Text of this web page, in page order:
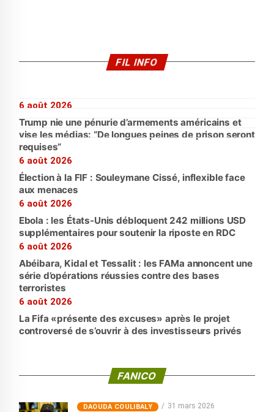
FIL INFO
6 août 2026
Trump nie une pénurie d’armements américains et
vise les médias: “De longues peines de prison seront
requises”
6 août 2026
Élection à la FIF : Souleymane Cissé, inflexible face
aux menaces
6 août 2026
Ebola : les États-Unis débloquent 242 millions USD
supplémentaires pour soutenir la riposte en RDC
6 août 2026
Abéibara, Kidal et Tessalit : les FAMa annoncent une
série d’opérations réussies contre des bases
terroristes
6 août 2026
La Fifa «présente des excuses» après le projet
controversé de s’ouvrir à des investisseurs privés
FANICO
‎DAOUDA COULIBALY 31 mars 2026